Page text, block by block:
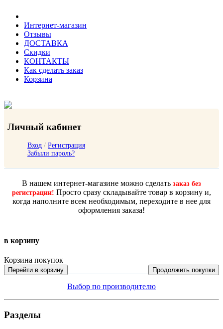
Интернет-магазин
Отзывы
ДОСТАВКА
Скидки
КОНТАКТЫ
Как сделать заказ
Корзина
Личный кабинет
Вход / Регистрация
Забыли пароль?
В нашем интернет-магазине можно сделать заказ без
регистрации! Просто сразу складывайте товар в корзину и,
когда наполните всем необходимым, переходите в нее для
оформления заказа!
в корзину
Корзина покупок
Перейти в корзину Продолжить покупки
Выбор по производителю
Разделы